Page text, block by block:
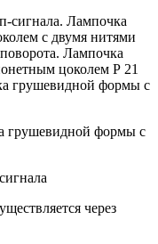
сигнала. Лампочка
с двумя нитями
Лампочка
цоколем Р 21
грушевидной формы с
грушевидной формы с
через